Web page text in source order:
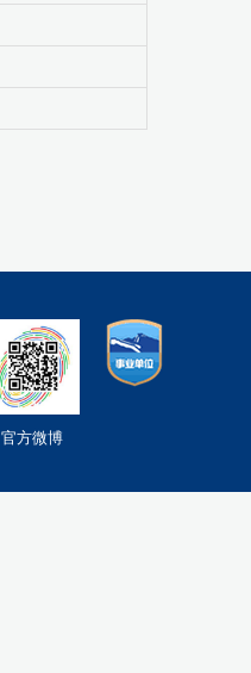
官方微博